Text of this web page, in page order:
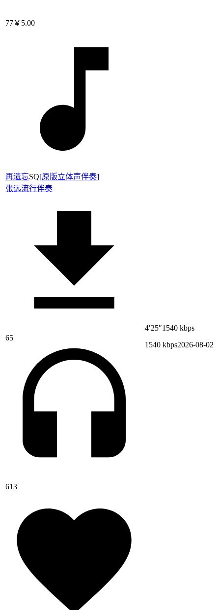
77￥5.00
再遗忘SQ[原版立体声伴奏]
张远流行伴奏
65
613
4′25″1540 kbps
1540 kbps2026-08-02